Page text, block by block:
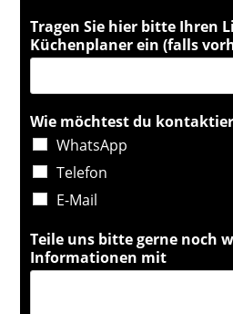
Tragen Sie hier bitte Ihren
Küchenplaner ein (falls
Wie möchtest du
WhatsApp
Telefon
E-Mail
Teile uns bitte gerne noch
Informationen mit